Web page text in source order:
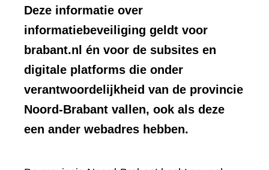
Deze informatie over
informatiebeveiliging geldt voor
brabant.nl én voor de subsites en
digitale platforms die onder
verantwoordelijkheid van de provincie
Noord-Brabant vallen, ook als deze
een ander webadres hebben.